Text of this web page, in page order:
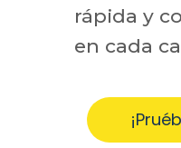
rápida y
en cada